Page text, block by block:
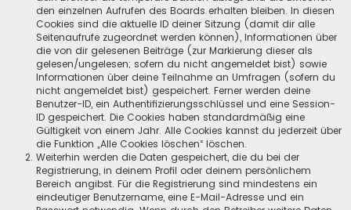
den einzelnen Aufrufen des Boards erhalten bleiben. In diesen
Cookies sind die aktuelle ID deiner Sitzung (damit dir alle
Seitenaufrufe zugeordnet werden können), Informationen über
die von dir gelesenen Beiträge (zur Markierung dieser als
gelesen/ungelesen; sofern du nicht angemeldet bist) sowie
Informationen über deine Teilnahme an Umfragen (sofern du
nicht angemeldet bist) gespeichert. Ferner werden deine
Benutzer-ID, ein Authentifizierungsschlüssel und eine Session-
ID gespeichert. Die Cookies haben standardmäßig eine
Gültigkeit von einem Jahr. Alle Cookies kannst du jederzeit über
die Funktion „Alle Cookies löschen“ löschen.
Weiterhin werden die Daten gespeichert, die du bei der
Registrierung, in deinem Profil oder deinem persönlichem
Bereich angibst. Für die Registrierung sind mindestens ein
eindeutiger Benutzername, eine E-Mail-Adresse und ein